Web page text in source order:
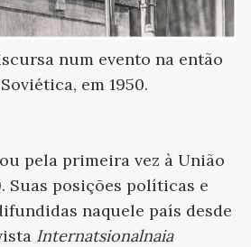
num evento na então
em 1950.
pela primeira vez à União
Suas posições políticas e
naquele país desde
Internatsionalnaia